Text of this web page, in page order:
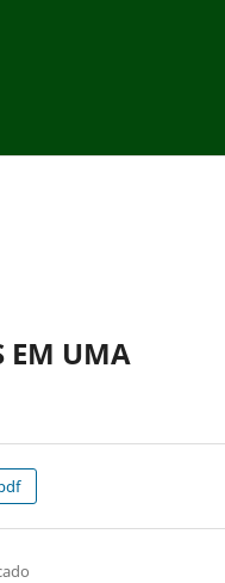
EM UMA